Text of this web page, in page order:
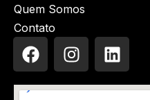
Quem Somos
Contato